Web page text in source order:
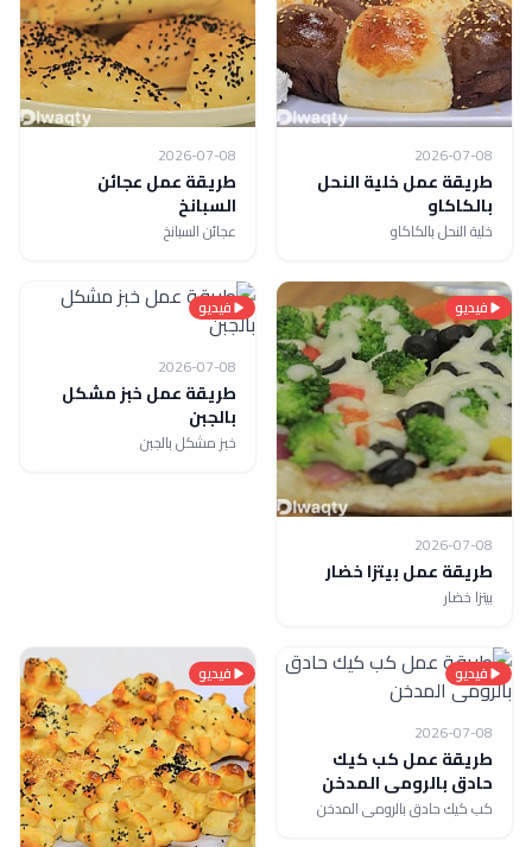
2026-07-08
طريقة عمل خلية النحل
بالكاكاو
خلية النحل بالكاكاو
2026-07-08
طريقة عمل عجائن
السبانخ
عجائن السبانخ
فيديو
2026-07-08
طريقة عمل بيتزا خضار
بيتزا خضار
فيديو
2026-07-08
طريقة عمل خبز مشكل
بالجبن
خبز مشكل بالجبن
فيديو
2026-07-08
طريقة عمل كب كيك
حادق بالرومى المدخن
كب كيك حادق بالرومى المدخن
فيديو